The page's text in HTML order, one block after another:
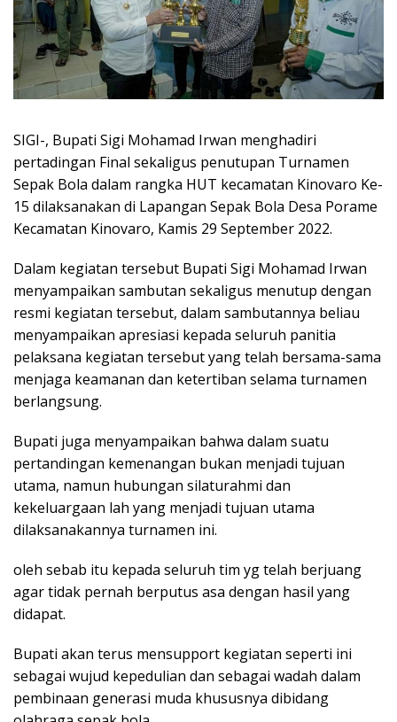
SIGI-, Bupati Sigi Mohamad Irwan menghadiri
pertadingan Final sekaligus penutupan Turnamen
Sepak Bola dalam rangka HUT kecamatan Kinovaro Ke-
15 dilaksanakan di Lapangan Sepak Bola Desa Porame
Kecamatan Kinovaro, Kamis 29 September 2022.
Dalam kegiatan tersebut Bupati Sigi Mohamad Irwan
menyampaikan sambutan sekaligus menutup dengan
resmi kegiatan tersebut, dalam sambutannya beliau
menyampaikan apresiasi kepada seluruh panitia
pelaksana kegiatan tersebut yang telah bersama-sama
menjaga keamanan dan ketertiban selama turnamen
berlangsung.
Bupati juga menyampaikan bahwa dalam suatu
pertandingan kemenangan bukan menjadi tujuan
utama, namun hubungan silaturahmi dan
kekeluargaan lah yang menjadi tujuan utama
dilaksanakannya turnamen ini.
oleh sebab itu kepada seluruh tim yg telah berjuang
agar tidak pernah berputus asa dengan hasil yang
didapat.
Bupati akan terus mensupport kegiatan seperti ini
sebagai wujud kepedulian dan sebagai wadah dalam
pembinaan generasi muda khususnya dibidang